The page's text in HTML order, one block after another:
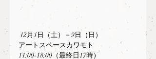
12月1日（土）－9日（日）
アートスペースカワモト
11:00-18:00（最終日17時）